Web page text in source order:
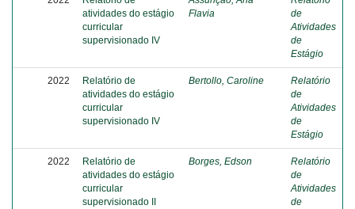
atividades do estágio
curricular
supervisionado IV
Flavia
de
Atividades
de
Estágio
2022
Relatório de
atividades do estágio
curricular
supervisionado IV
Bertollo, Caroline
Relatório
de
Atividades
de
Estágio
2022
Relatório de
atividades do estágio
curricular
supervisionado II
Borges, Edson
Relatório
de
Atividades
de